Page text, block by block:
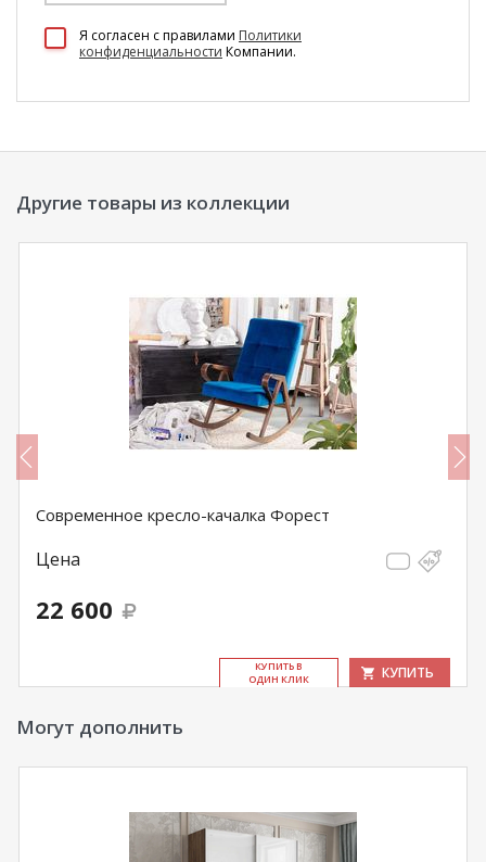
Я согласен c правилами Политики
конфиденциальности Компании.
Другие товары из коллекции
Современное кресло-качалка Форест
Цена
22 600
КУ­ПИТЬ В
ОДИН КЛИК
КУПИТЬ
Могут дополнить